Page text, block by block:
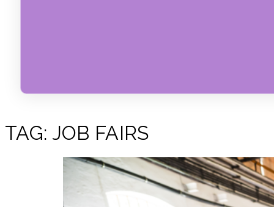
TAG: JOB FAIRS